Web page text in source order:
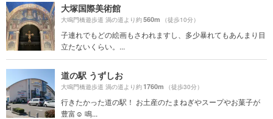
大塚国際美術館
大鳴門橋遊歩道 渦の道より約560m （徒歩10分）
子連れでもどの絵画もさわれますし、多少暴れてもあんまり目
立たないくらい。...
道の駅 うずしお
大鳴門橋遊歩道 渦の道より約1760m （徒歩30分）
行きたかった道の駅！ お土産のたまねぎやスープやお菓子が
豊富︎︎☺︎ 鳴...